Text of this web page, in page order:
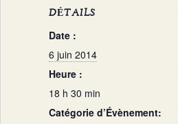
DÉTAILS
Date :
6 juin 2014
Heure :
18 h 30 min
Catégorie d’Évènement: